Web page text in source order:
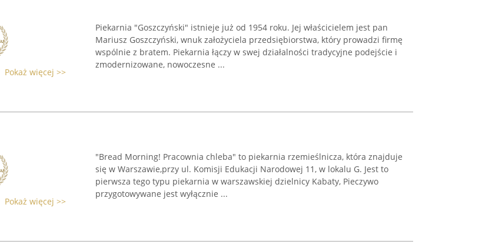
Pokaż więcej >>
Piekarnia "Goszczyński" istnieje już od 1954 roku. Jej właścicielem jest pan
Mariusz Goszczyński, wnuk założyciela przedsiębiorstwa, który prowadzi firmę
wspólnie z bratem. Piekarnia łączy w swej działalności tradycyjne podejście i
zmodernizowane, nowoczesne ...
Pokaż więcej >>
"Bread Morning! Pracownia chleba" to piekarnia rzemieślnicza, która znajduje
się w Warszawie,przy ul. Komisji Edukacji Narodowej 11, w lokalu G. Jest to
pierwsza tego typu piekarnia w warszawskiej dzielnicy Kabaty, Pieczywo
przygotowywane jest wyłącznie ...